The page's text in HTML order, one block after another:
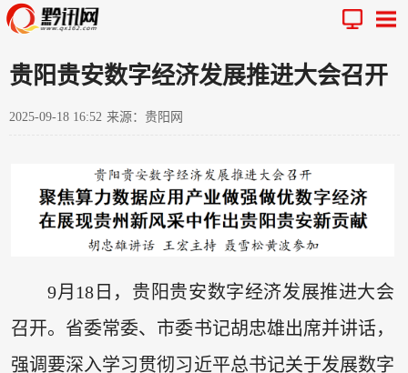
贵阳贵安数字经济发展推进大会召开
2025-09-18 16:52 来源：贵阳网
9月18日，贵阳贵安数字经济发展推进大会
召开。省委常委、市委书记胡忠雄出席并讲话，
强调要深入学习贯彻习近平总书记关于发展数字